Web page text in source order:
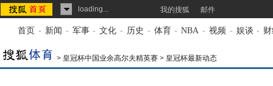
loading... 我的搜狐 邮件
首页 - 新闻 - 军事 - 文化 - 历史 - 体育 - NBA - 视频 - 娱谈 -
> 皇冠杯中国业余高尔夫精英赛 > 皇冠杯最新动态